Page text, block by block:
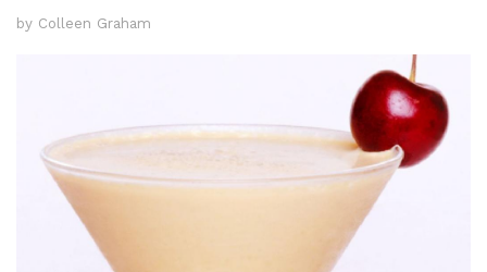
by Colleen Graham